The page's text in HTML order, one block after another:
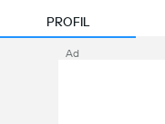
PROFIL
Ad